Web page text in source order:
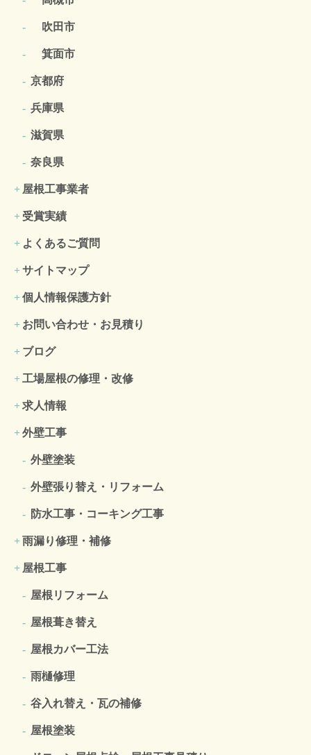
吹田市
箕面市
京都府
兵庫県
滋賀県
奈良県
屋根工事業者
受賞実績
よくあるご質問
サイトマップ
個人情報保護方針
お問い合わせ・お見積り
ブログ
工場屋根の修理・改修
求人情報
外壁工事
外壁塗装
外壁張り替え・リフォーム
防水工事・コーキング工事
雨漏り修理・補修
屋根工事
屋根リフォーム
屋根葺き替え
屋根カバー工法
雨樋修理
谷入れ替え・瓦の補修
屋根塗装